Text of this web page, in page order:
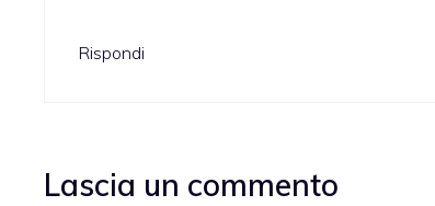
Rispondi
Lascia un commento